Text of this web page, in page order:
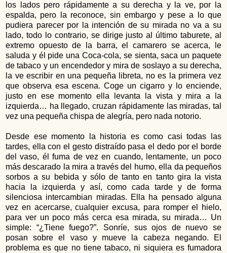
los lados pero rápidamente a su derecha y la ve, por la
espalda, pero la reconoce, sin embargo y pese a lo que
pudiera parecer por la intención de su mirada no va a su
lado, todo lo contrario, se dirige justo al último taburete, al
extremo opuesto de la barra, el camarero se acerca, le
saluda y él pide una Coca-cola, se sienta, saca un paquete
de tabaco y un encendedor y mira de soslayo a su derecha,
la ve escribir en una pequeña libreta, no es la primera vez
que observa esa escena. Coge un cigarro y lo enciende,
justo en ese momento ella levanta la vista y mira a la
izquierda… ha llegado, cruzan rápidamente las miradas, tal
vez una pequeña chispa de alegría, pero nada notorio.
Desde ese momento la historia es como casi todas las
tardes, ella con el gesto distraído pasa el dedo por el borde
del vaso, él fuma de vez en cuando, lentamente, un poco
más descarado la mira a través del humo, ella da pequeños
sorbos a su bebida y sólo de tanto en tanto gira la vista
hacia la izquierda y así, como cada tarde y de forma
silenciosa intercambian miradas. Ella ha pensado alguna
vez en acercarse, cualquier excusa, para romper el hielo,
para ver un poco más cerca esa mirada, su mirada… Un
simple: “¿Tiene fuego?”. Sonríe, sus ojos de nuevo se
posan sobre el vaso y mueve la cabeza negando. El
problema es que no tiene tabaco, ni siquiera es fumadora